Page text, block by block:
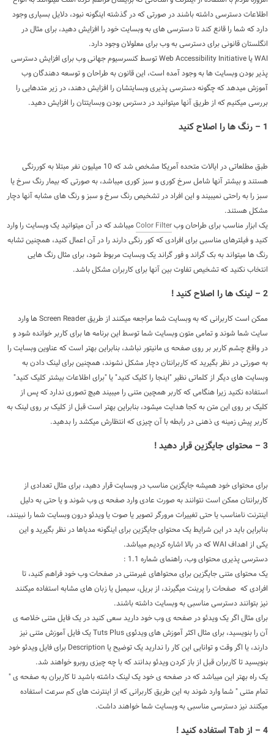
اطلاعات دسترسی داشته باشند در صورتی که در گذشته اینگونه نبود، دلایل بسیاری وجود
دارد که شما را قانع کند تا دسترسی های به وبسایت خود را افزایش دهید، برای مثال در
انگلستان قانونی برای دسترسی به وب برای معلولان وجود دارد.
WAI یا Web Accessibility Initiative توسط کنسرسیوم جهانی وب برای افزایش دسترسی
پذیر بودن وبسایت ها به وجود آمده است، این قانون به طراحان و توسعه دهندگان وب
آموزش میدهد که چگونه دسترسی پذیری وبسایتشان را افزایش دهند، در زیر متدهایی را
بررسی میکنیم که از طریق آنها میتوانید در دسترس بودن وبسایتتان را افزایش دهید.
1 – رنگ ها را اصلاح کنید
طبق مطلعاتی در ایالات متحده آمریکا مشخص شد که 10 میلیون نفر مبتلا به کوررنگی
هستند و بیشتر آنها شامل سرخ کوری و سبز کوری میباشد، به صورتی که بیمار رنگ سرخ یا
سبز را به راحتی نمیبیند و این افراد در تشخیص رنگ سرخ و سبز و رنگ های مشابه آنها دچار
مشکل هستند.
یک ابزار مناسب برای طراحان وبColor Filter میباشد که در آن میتوانید یک وبسایت را وارد
کنید و فیلترهای مناسبی برای افرادی که کور رنگی دارند را در آن اعمال کنید، همچنین تشابه
رنگ ها میتواند به بک گراند و فور گراند یک وبسایت مربوط شود، برای مثال رنگ هایی
انتخاب نکنید که تشخیص تفاوت بین آنها برای کاربران مشکل باشد.
2 – لینک ها را اصلاح کنید !
ممکن است کاربرانی که به وبسایت شما مراجعه میکنند از طریق Screen Reader ها وارد
سایت شما شوند و تمامی متون وبسایت شما توسط این برنامه ها برای کاربر خوانده شود و
در واقع چشم کاربر بر روی صفحه ی مانیتور نباشد، بنابراین بهتر است که عناوین وبسایت را
به صورتی در نظر بگیرید که کاربرانتان دچار مشکل نشوند، همچنین برای لینک دادن به
وبسایت های دیگر از کلماتی نظیر "اینجا را کلیک کنید" یا "برای اطلاعات بیشتر کلیک کنید"
استفاده نکنید زیرا هنگامی که کاربر همچین متنی را میبیند هیچ تصوری ندارد که پس از
کلیک بر روی این متن به کجا هدایت میشود، بنابراین بهتر است قبل از کلیک بر روی لینک به
کاربر پیش زمینه ی ذهنی در رابطه با آن چیزی که انتظارش میکشد را بدهید.
3 – محتوای جایگزین قرار دهید !
برای محتوای خود همیشه جایگزین مناسب در وبسایت قرار دهید، برای مثال تعدادی از
کاربرانتان ممکن است نتوانند به صورت عادی وارد صفحه ی وب شوند و یا حتی به دلیل
اینترنت نامناسب یا حتی تغییرات مرورگر تصویر یا صوت یا ویدئو درون وبسایت شما را نبینند،
بنابراین باید در این شرایط یک محتوای جایگزین برای اینگونه مدیاها در نظر بگیرید و این
یکی از اهداف WAI که در بالا اشاره کردیم میباشد.
دسترسی پذیری محتوای وب، راهنمای شماره 1.1 :
یک محتوای متنی جایگزین برای محتواهای غیرمتنی در صفحات وب خود فراهم کنید، تا
افرادی که صفحات را پرینت میگیرند، از بریل، سیمبل یا زبان های مشابه استفاده میکنند
نیز بتوانند دسترسی مناسبی به وبسایت داشته باشند.
برای مثال اگر یک ویدئو در صفحه ی وب خود دارید سعی کنید در یک فایل متنی خلاصه ی
آن را بنویسید، برای مثال اکثر آموزش های ویدئوی Tuts Plus یک فایل آموزش متنی نیز
دارند، یا اگر وقت و توانایی این کار را ندارید یک توضیح یا Description برای فایل ویدئو خود
بنویسید تا کاربران قبل از باز کردن ویدئو بدانند که با چه چیزی روبرو خواهند شد.
یک راه بهتر این میباشد که در صفحه ی خود یک لینک داشته باشید تا کاربران به صفحه ی "
تمام متنی " شما وارد شوند به این طریق کاربرانی که از اینترنت های کم سرعت استفاده
میکنند نیز دسترسی مناسبی به وبسایت شما خواهند داشت.
4 – از Tab استفاده کنید !